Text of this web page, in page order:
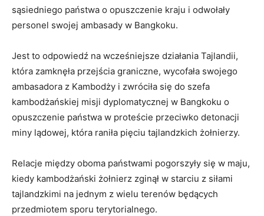
sąsiedniego państwa o opuszczenie kraju i odwołały
personel swojej ambasady w Bangkoku.
Jest to odpowiedź na wcześniejsze działania Tajlandii,
która zamknęła przejścia graniczne, wycofała swojego
ambasadora z Kambodży i zwróciła się do szefa
kambodżańskiej misji dyplomatycznej w Bangkoku o
opuszczenie państwa w proteście przeciwko detonacji
miny lądowej, która raniła pięciu tajlandzkich żołnierzy.
Relacje między oboma państwami pogorszyły się w maju,
kiedy kambodżański żołnierz zginął w starciu z siłami
tajlandzkimi na jednym z wielu terenów będących
przedmiotem sporu terytorialnego.